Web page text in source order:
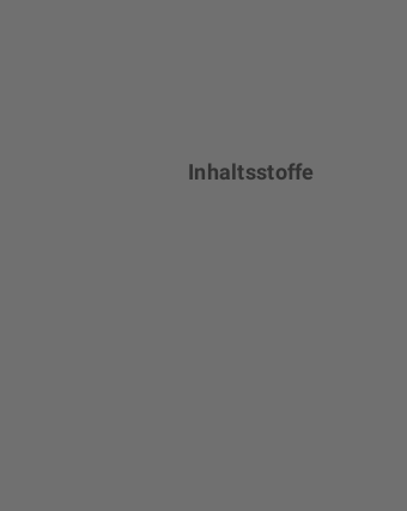
Inhaltsstoffe